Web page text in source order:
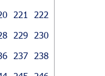
221
222
229
230
237
238